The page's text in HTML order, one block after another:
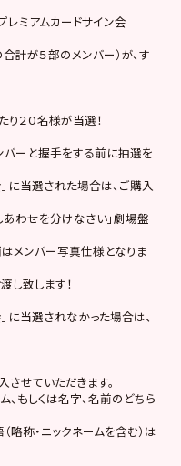
ミアムカードサイン会
計が５部のメンバー）が、す
２０名様が当選！
ーと握手をする前に抽選を
に当選された場合は、ご購入
わせを分けなさい」劇場盤
メンバー写真仕様となりま
致します！
に当選されなかった場合は、
せていただきます。
しくは名字、名前のどちら
称・ニックネームを含む）は